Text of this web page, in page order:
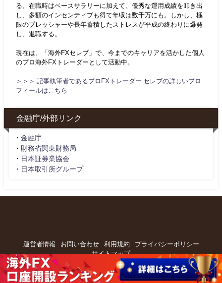
る。在職時はベースサラリーに加えて、優秀な運用成績を叩き出
し、多額のインセンティブも得て年収は数千万にも。しかし、極
限のプレッシャーや長年蓄積したストレスが平成の終わりに爆発
し、退職する。
現在は、「海外FXセレブ」で、今までのキャリアを活かした個人
のプロ海外FXトレーダーとして活動中。
＞＞＞ 記事執筆者であるプロFXトレーダー セレブの詳しいプロ
フィールはこちら
金融庁/外部リンク
・ 金融庁
・ 財務省関東財務局
・ 日本証券業協会
・ 日本取引所グループ
運営者情報 お問い合わせ 利用規約
プライバシーポリシー
サイトマップ
海外FXセレブ All Rights Reserved.